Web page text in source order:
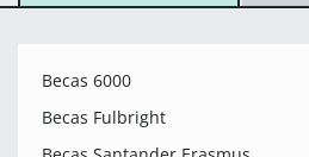
Becas 6000
Becas Fulbright